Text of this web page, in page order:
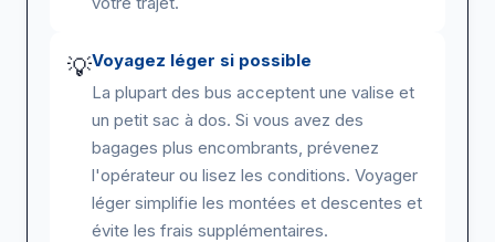
💡Voyagez léger si possible
La plupart des bus acceptent une valise et
un petit sac à dos. Si vous avez des
bagages plus encombrants, prévenez
l'opérateur ou lisez les conditions. Voyager
léger simplifie les montées et descentes et
évite les frais supplémentaires.